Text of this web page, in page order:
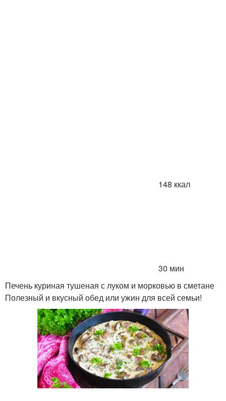
148 ккал
30 мин
Печень куриная тушеная с луком и морковью в сметане
Полезный и вкусный обед или ужин для всей семьи!